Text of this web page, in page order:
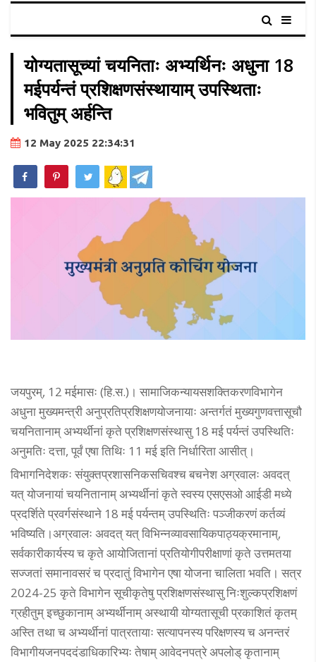
योग्यतासूच्यां चयनिताः अभ्यर्थिनः अधुना 18
मईपर्यन्तं प्रशिक्षणसंस्थायाम् उपस्थिताः
भवितुम् अर्हन्ति
12 May 2025 22:34:31
जयपुरम्, 12 मईमासः (हि.स.)। सामाजिकन्यायसशक्तिकरणविभागेन
अधुना मुख्यमन्त्री अनुप्रतिप्रशिक्षणयोजनायाः अन्तर्गतं मुख्यगुणवत्तासूचौ
चयनितानाम् अभ्यर्थीनां कृते प्रशिक्षणसंस्थासु 18 मई पर्यन्तं उपस्थितिः
अनुमतिः दत्ता, पूर्वं एषा तिथिः 11 मई इति निर्धारिता आसीत्।
विभागनिदेशकः संयुक्तप्रशासनिकसचिवश्च बचनेश अग्रवालः अवदत्
यत् योजनायां चयनितानाम् अभ्यर्थीनां कृते स्वस्य एसएसओ आईडी मध्ये
प्रदर्शिते प्रवर्गसंस्थाने 18 मई पर्यन्तम् उपस्थितिः पञ्जीकरणं कर्तव्यं
भविष्यति।अग्रवालः अवदत् यत् विभिन्नव्यावसायिकपाठ्यक्रमानाम्,
सर्वकारीकार्यस्य च कृते आयोजितानां प्रतियोगीपरीक्षाणां कृते उत्तमतया
सज्जतां समानावसरं च प्रदातुं विभागेन एषा योजना चालिता भवति। सत्र
2024-25 कृते विभागेन सूचीकृतेषु प्रशिक्षणसंस्थासु निःशुल्कप्रशिक्षणं
ग्रहीतुम् इच्छुकानाम् अभ्यर्थीनाम् अस्थायी योग्यतासूची प्रकाशितं कृतम्
अस्ति तथा च अभ्यर्थीनां पात्रतायाः सत्यापनस्य परिक्षणस्य च अनन्तरं
विभागीयजनपददंडाधिकारिभ्यः तेषाम् आवेदनपत्रे अपलोड् कृतानाम्